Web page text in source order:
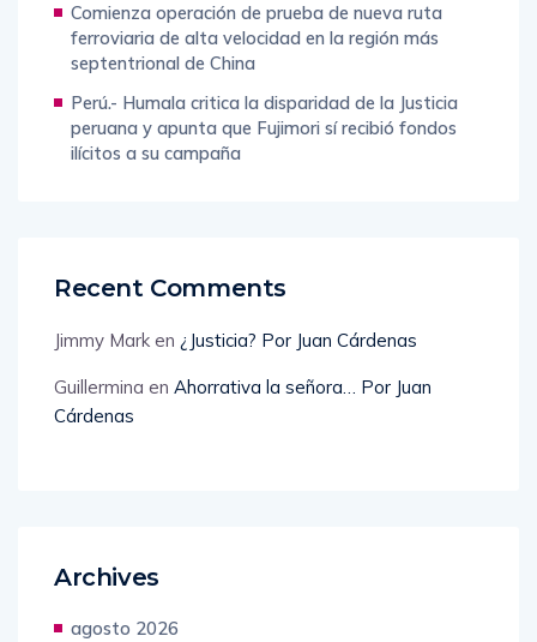
Comienza operación de prueba de nueva ruta
ferroviaria de alta velocidad en la región más
septentrional de China
Perú.- Humala critica la disparidad de la Justicia
peruana y apunta que Fujimori sí recibió fondos
ilícitos a su campaña
Recent Comments
Jimmy Mark en ¿Justicia? Por Juan Cárdenas
Guillermina en Ahorrativa la señora… Por Juan
Cárdenas
Archives
agosto 2026